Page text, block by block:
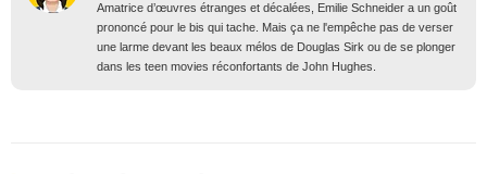
Amatrice d’œuvres étranges et décalées, Emilie Schneider a un goût
prononcé pour le bis qui tache. Mais ça ne l'empêche pas de verser
une larme devant les beaux mélos de Douglas Sirk ou de se plonger
dans les teen movies réconfortants de John Hughes.